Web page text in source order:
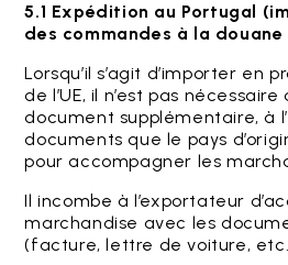
5.1 Expédition au Portugal
des commandes à la
Lorsqu’il s’agit d’importer en
de l’UE, il n’est pas
document supplémentaire, à
documents que le pays
pour accompagner les
Il incombe à l’exportateur
marchandise avec les
(facture, lettre de voiture,